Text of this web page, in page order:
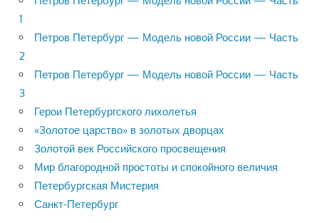
1
Петров Петербург — Модель новой России — Часть
2
Петров Петербург — Модель новой России — Часть
3
Герои Петербургского лихолетья
«Золотое царство» в золотых дворцах
Золотой век Российского просвещения
Мир благородной простоты и спокойного величия
Петербургская Мистерия
Санкт-Петербург